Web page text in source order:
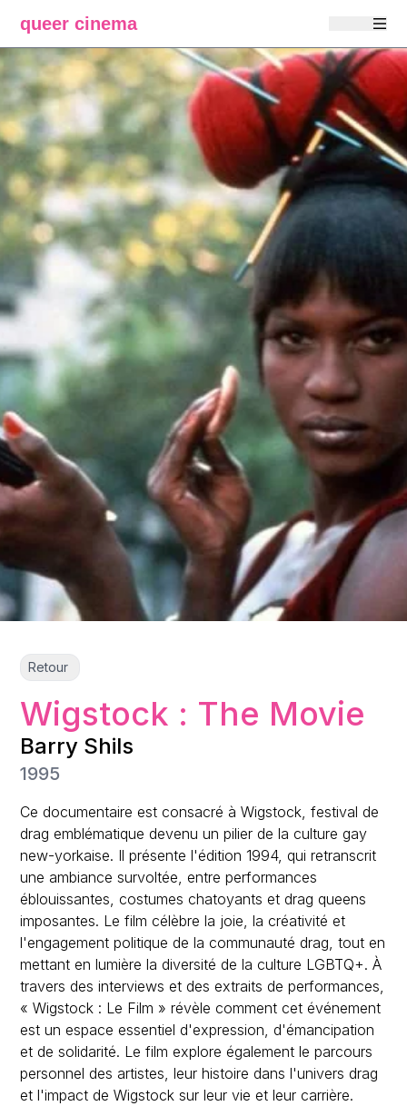
queer cinema
Retour
Wigstock : The Movie
Barry Shils
1995
Ce documentaire est consacré à Wigstock, festival de
drag emblématique devenu un pilier de la culture gay
new-yorkaise. Il présente l'édition 1994, qui retranscrit
une ambiance survoltée, entre performances
éblouissantes, costumes chatoyants et drag queens
imposantes. Le film célèbre la joie, la créativité et
l'engagement politique de la communauté drag, tout en
mettant en lumière la diversité de la culture LGBTQ+. À
travers des interviews et des extraits de performances,
« Wigstock : Le Film » révèle comment cet événement
est un espace essentiel d'expression, d'émancipation
et de solidarité. Le film explore également le parcours
personnel des artistes, leur histoire dans l'univers drag
et l'impact de Wigstock sur leur vie et leur carrière.